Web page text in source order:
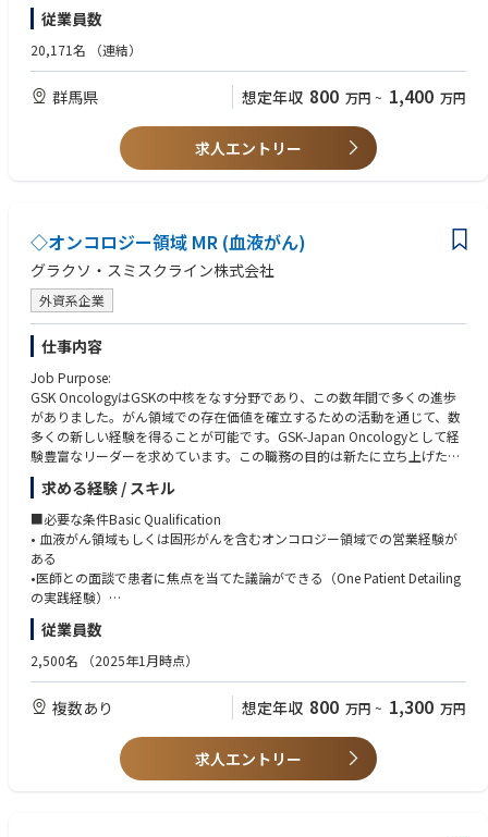
統制を強化することだけが目的ではありません。
事業部門やシステム・開発部門の業務実態を理解し、事業やサービスの成
長を妨げることなく、必要なリスクを適切に管理できるルールやプロセス
を設計していただきます。
「禁止する」「承認を増やす」という方法に偏らず、事業部門が実行可能
で、継続的に運用できる統制のあり方を追求できます。
■経営・現場・技術部門をつなぐ役割を担える
IT統制・情報セキュリティは、一つの部門だけで完結する業務ではありま
専門家など、立場や専門性の異なる関係者と連携しながら、全社的な方針
を具体的な運用へ落とし込みます。
経営上のリスクと現場の実行可能性の双方を踏まえて、組織横断で合意形
成する経験を積むことができます。
る業務データや管理指標を整理し、経営層や部門責任者が適切な意思決定
を行える情報基盤の構築を推進します。必要なデータの定義、業務上の入
力・更新プロセスの整備、データ可視化、管理指標の設計、運用定着まで
を関係部門とともに進めます。
・年齢、国籍、経験を問わず多様性を理解し、各種ステークホルダーと良
好な関係が築けること
・海外製造場所への技術移転の経験
・CMCに関わるPJマネジメントの経験
・修士卒以上の学位
・海外赴任経験
従業員数
20,171名 （連結）
群馬県 想定年収 800 万円 ~ 1,400 万円
求人エントリー
◇オンコロジー領域 MR (血液がん)
グラクソ・スミスクライン株式会社
外資系企業
仕事内容
Job Purpose:
GSK OncologyはGSKの中核をなす分野であり、この数年間で多くの進歩
がありました。がん領域での存在価値を確立するための活動を通じて、数
多くの新しい経験を得ることが可能です。GSK-Japan Oncologyとして経
験豊富なリーダーを求めています。この職務の目的は新たに立ち上げた担
当テリトリを責任者として管理し、ブランド戦略を完遂して目標達成する
ことを主な責務としています。また社外のステークホルダーと強固で戦略
的なパートナーシップを構築することが求められています。営業における
CompetencyとCapabilityを発揮して価値あるビジネス関係を築き、科学
的根拠に基づくソリューションの提供を通じて患者さんや顧客に唯一無二
の価値を提供します。この職務では社内のステークホルダーと協力して部
門横断的に働き、オンコロジーブランドと販売戦略の達成に貢献すること
patients）」「結果に責任を持つ（Accountable for Impact）」「正しい
ことをする（Do the right thing）」という文化を大事にしています。これ
らの価値観を理解し体現することはGSKの更なる成長にとって非常に重要
•会社方針に従ってオンコロジー製品を全ての顧客に届けるために担当テ
リトリを管理する。
求める経験 / スキル
■必要な条件Basic Qualification
• 血液がん領域もしくは固形がんを含むオンコロジー領域での営業経験が
ある
•医師との面談で患者に焦点を当てた議論ができる（One Patient Detailing
の実践経験）
•社内外において、他者との良好な協業／協力関係を構築できる
•コンプライアンス順守・Governanceマインドセットを有している
•大学病院及び基幹病院での成功実績および新薬採用経験を有している
•論文に興味を持ち、最新情報を自ら学ぶことができる
•ビジネスニーズに応じて出張可能
学位/資格/語学力 Education/certification/Language
従業員数
2,500名 （2025年1月時点）
複数あり 想定年収 800 万円 ~ 1,300 万円
求人エントリー